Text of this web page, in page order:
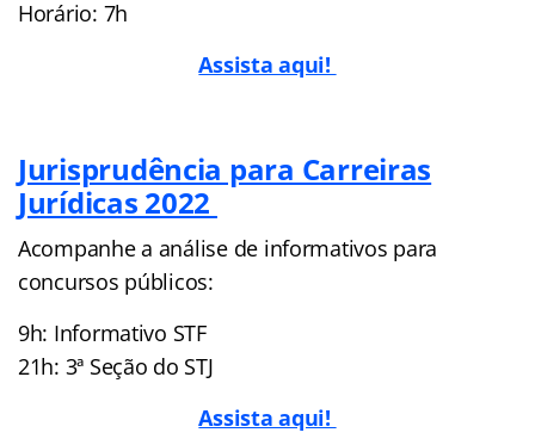
Horário: 7h
Assista aqui!
Jurisprudência para Carreiras
Jurídicas 2022
Acompanhe a análise de informativos para
concursos públicos:
9h: Informativo STF
21h: 3ª Seção do STJ
Assista aqui!